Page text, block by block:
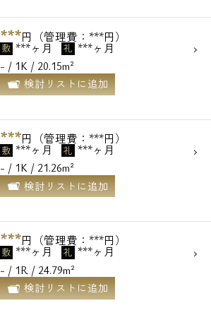
***円（管理費：***円）
敷 ***ヶ月 礼 ***ヶ月
- / 1K / 20.15m²
検討リストに追加
***円（管理費：***円）
敷 ***ヶ月 礼 ***ヶ月
- / 1K / 21.26m²
検討リストに追加
***円（管理費：***円）
敷 ***ヶ月 礼 ***ヶ月
- / 1R / 24.79m²
検討リストに追加